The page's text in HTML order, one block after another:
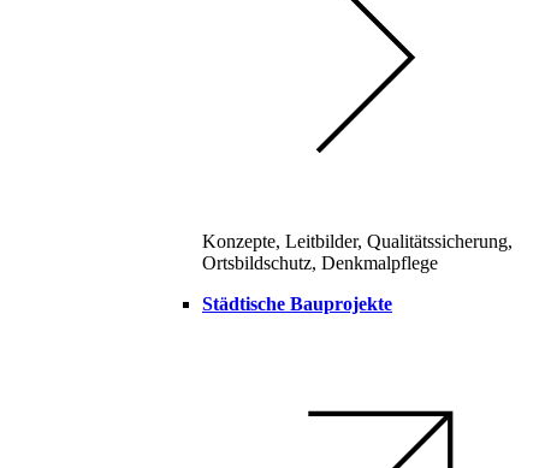
Konzepte, Leitbilder, Qualitätssicherung,
Ortsbildschutz, Denkmalpflege
Städtische Bauprojekte